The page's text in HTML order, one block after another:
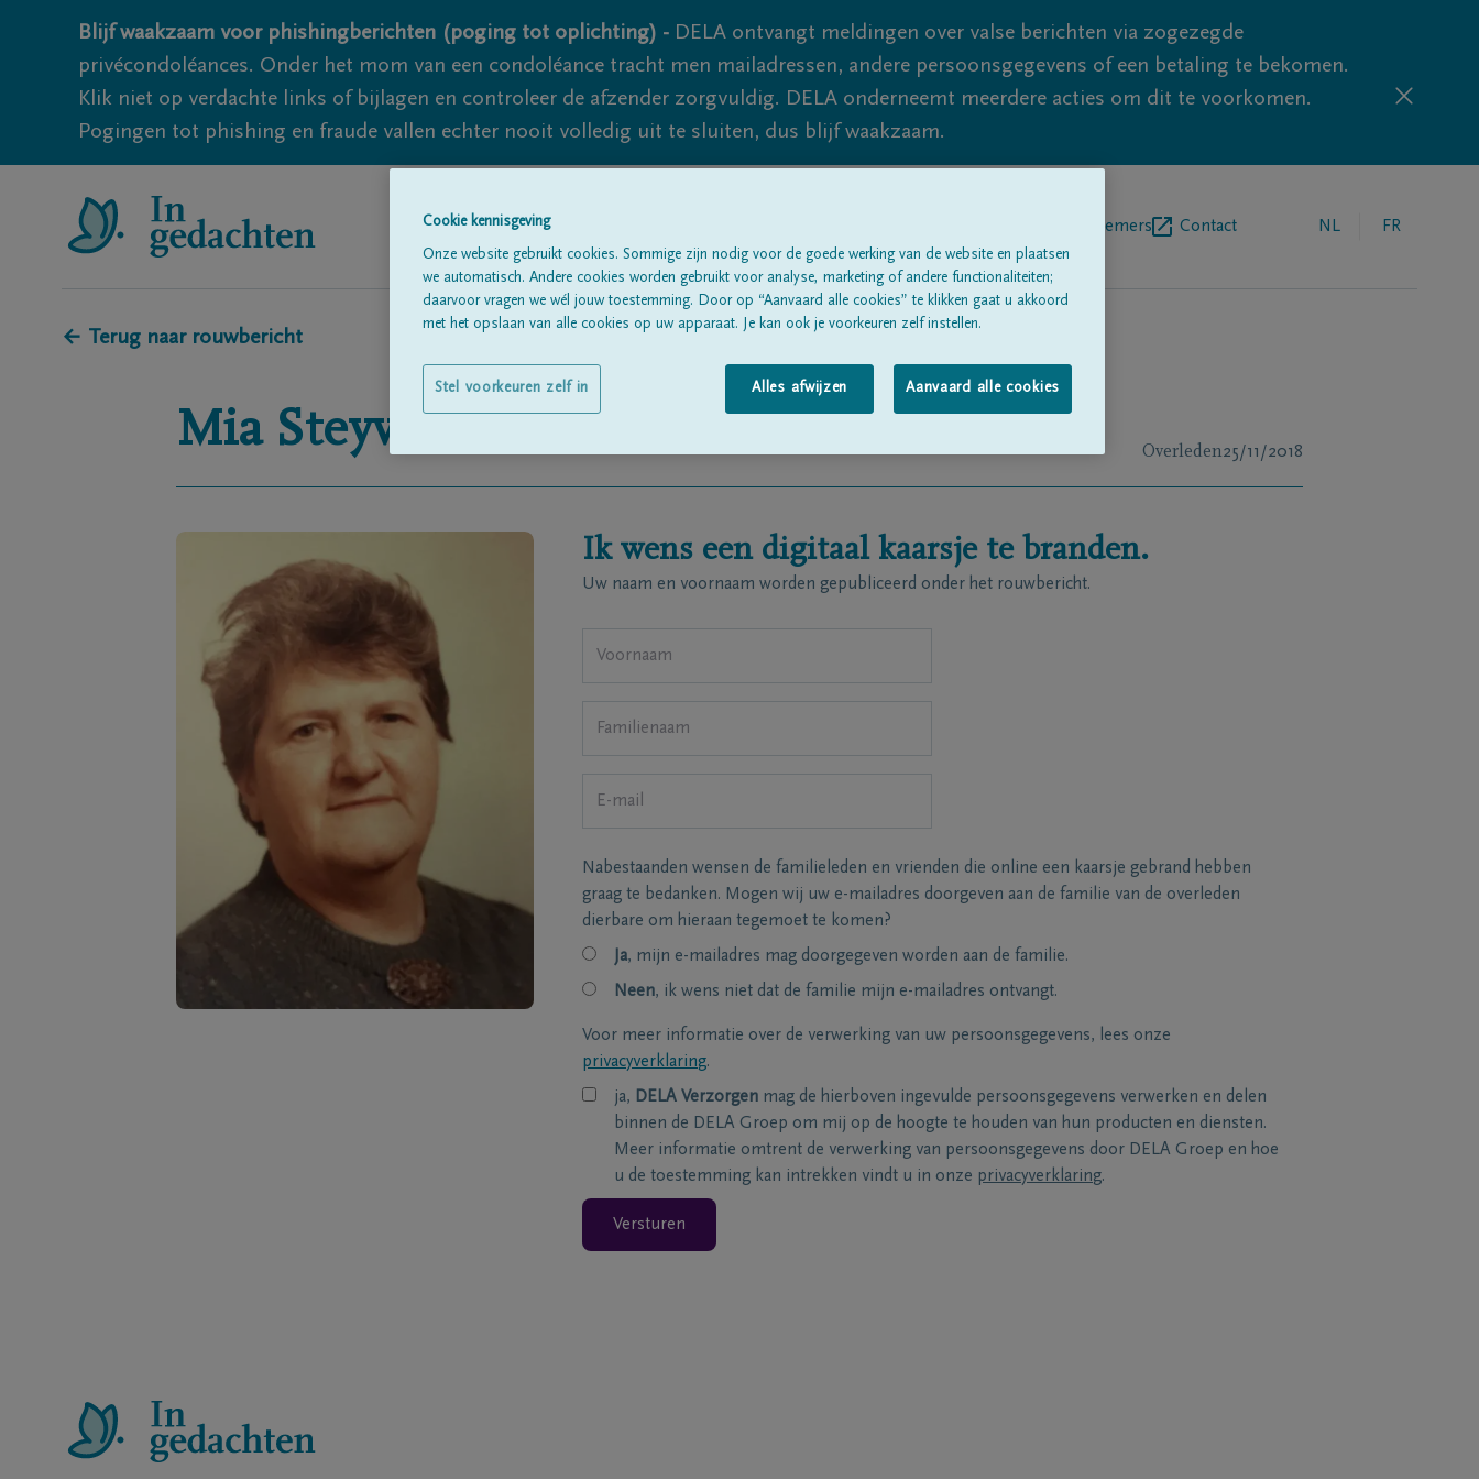
Blijf waakzaam voor phishingberichten (poging tot oplichting) - DELA ontvangt meldingen over valse berichten via zogezegde
privécondoléances. Onder het mom van een condoléance tracht men mailadressen, andere persoonsgegevens of een betaling te bekomen.
Klik niet op verdachte links of bijlagen en controleer de afzender zorgvuldig. DELA onderneemt meerdere acties om dit te voorkomen.
Pogingen tot phishing en fraude vallen echter nooit volledig uit te sluiten, dus blijf waakzaam.
Begrafenisondernemers Contact NL FR
← Terug naar rouwbericht
Mia Steyvers Overleden25/11/2018
Ik wens een digitaal kaarsje te branden.
Uw naam en voornaam worden gepubliceerd onder het rouwbericht.
Nabestaanden wensen de familieleden en vrienden die online een kaarsje gebrand hebben
graag te bedanken. Mogen wij uw e-mailadres doorgeven aan de familie van de overleden
dierbare om hieraan tegemoet te komen?
Ja, mijn e-mailadres mag doorgegeven worden aan de familie.
Neen, ik wens niet dat de familie mijn e-mailadres ontvangt.
Voor meer informatie over de verwerking van uw persoonsgegevens, lees onze
privacyverklaring.
ja, DELA Verzorgen mag de hierboven ingevulde persoonsgegevens verwerken en delen
binnen de DELA Groep om mij op de hoogte te houden van hun producten en diensten.
Meer informatie omtrent de verwerking van persoonsgegevens door DELA Groep en hoe
u de toestemming kan intrekken vindt u in onze privacyverklaring.
Versturen
Cookie kennisgeving
Onze website gebruikt cookies. Sommige zijn nodig voor de goede werking van de website en plaatsen
we automatisch. Andere cookies worden gebruikt voor analyse, marketing of andere functionaliteiten;
daarvoor vragen we wél jouw toestemming. Door op “Aanvaard alle cookies” te klikken gaat u akkoord
met het opslaan van alle cookies op uw apparaat. Je kan ook je voorkeuren zelf instellen.
Alles afwijzen Aanvaard alle cookies
Stel voorkeuren zelf in